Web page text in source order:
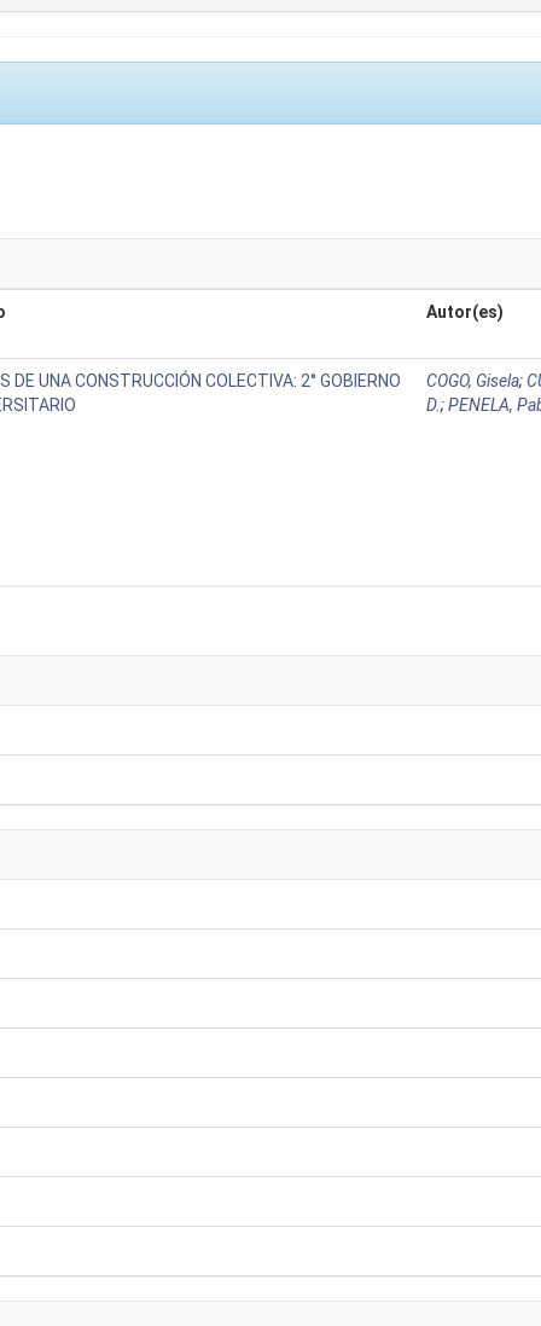
Autor(es)
DE UNA CONSTRUCCIÓN COLECTIVA: 2° GOBIERNO
COGO, Gisela;
D.;PENELA,